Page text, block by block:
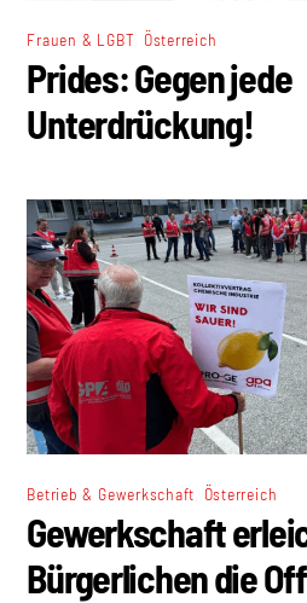
Frauen & LGBT Österreich
Prides: Gegen jede
Unterdrückung!
Betrieb & Gewerkschaft Österreich
Gewerkschaft
Bürgerlichen die